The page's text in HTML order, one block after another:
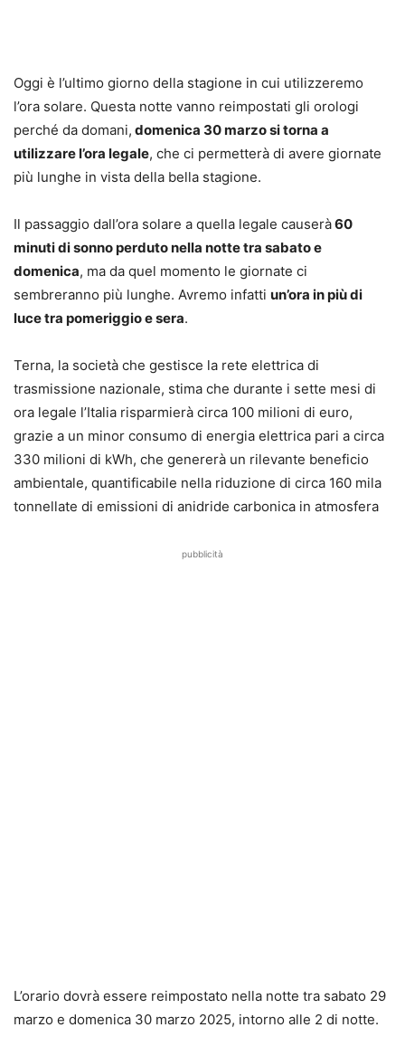
Oggi è l’ultimo giorno della stagione in cui utilizzeremo
l’ora solare. Questa notte vanno reimpostati gli orologi
perché da domani, domenica 30 marzo si torna a
utilizzare l’ora legale, che ci permetterà di avere giornate
più lunghe in vista della bella stagione.
Il passaggio dall’ora solare a quella legale causerà60
minuti di sonno perduto nella notte tra sabato e
domenica, ma da quel momento le giornate ci
sembreranno più lunghe. Avremo infatti un’ora in più di
luce tra pomeriggio e sera.
Terna, la società che gestisce la rete elettrica di
trasmissione nazionale, stima che durante i sette mesi di
ora legale l’Italia risparmierà circa 100 milioni di euro,
grazie a un minor consumo di energia elettrica pari a circa
330 milioni di kWh, che genererà un rilevante beneficio
ambientale, quantificabile nella riduzione di circa 160 mila
tonnellate di emissioni di anidride carbonica in atmosfera
pubblicità
L’orario dovrà essere reimpostato nella notte tra sabato 29
marzo e domenica 30 marzo 2025, intorno alle 2 di notte.